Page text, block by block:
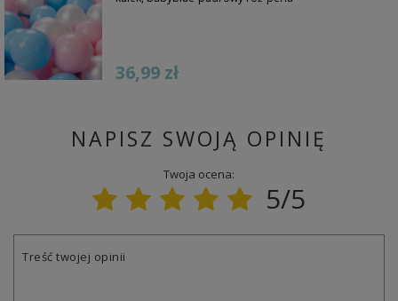
36,99 zł
NAPISZ SWOJĄ OPINIĘ
Twoja ocena:
5/5
Treść twojej opinii